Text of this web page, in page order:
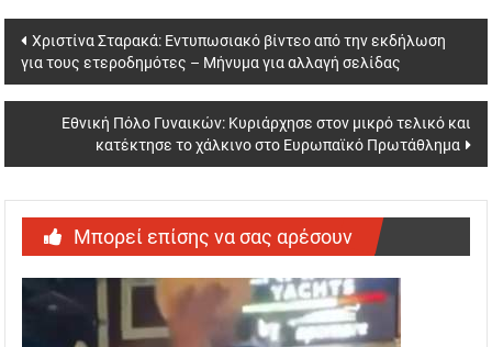
Post
navigation
Χριστίνα Σταρακά: Εντυπωσιακό βίντεο από την εκδήλωση
για τους ετεροδημότες – Μήνυμα για αλλαγή σελίδας
Εθνική Πόλο Γυναικών: Κυριάρχησε στον μικρό τελικό και
κατέκτησε το χάλκινο στο Ευρωπαϊκό Πρωτάθλημα
Μπορεί επίσης να σας αρέσουν